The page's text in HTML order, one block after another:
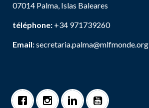
07014 Palma, Islas Baleares
téléphone: +34 971739260
Email:secretaria.palma@mlfmonde.org